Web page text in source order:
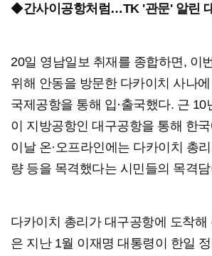
◆간사이공항처럼…TK '관문' 알린
20일 영남일보 취재를 종합하면, 이
위해 안동을 방문한 다카이치 사나
국제공항을 통해 입·출국했다. 근 10
이 지방공항인 대구공항을 통해 한
이날 온·오프라인에는 다카이치 총
량 등을 목격했다는 시민들의 목격
다카이치 총리가 대구공항에 도착해
은 지난 1월 이재명 대통령이 한일